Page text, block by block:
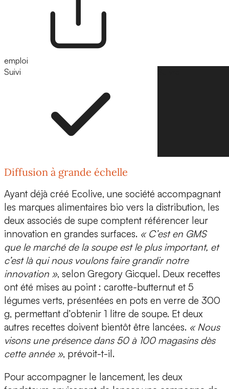
emploi
Suivi
Diffusion à grande échelle
Ayant déjà créé Ecolive, une société accompagnant
les marques alimentaires bio vers la distribution, les
deux associés de supe comptent référencer leur
innovation en grandes surfaces. « C’est en GMS
que le marché de la soupe est le plus important, et
c’est là qui nous voulons faire grandir notre
innovation », selon Gregory Gicquel. Deux recettes
ont été mises au point : carotte-butternut et 5
légumes verts, présentées en pots en verre de 300
g, permettant d’obtenir 1 litre de soupe. Et deux
autres recettes doivent bientôt être lancées. « Nous
visons une présence dans 50 à 100 magasins dès
cette année », prévoit-t-il.
Pour accompagner le lancement, les deux